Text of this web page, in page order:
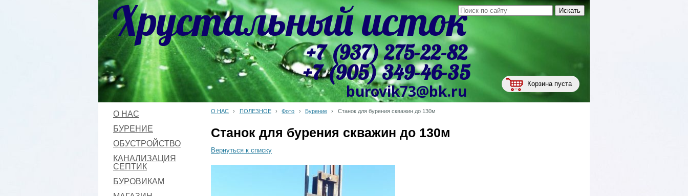
Корзина пуста
Хрустальный исток
+7 (937) 275-22-82
burovik73@bk.ru
+7 (905) 349-46-35
О НАС
БУРЕНИЕ
ОБУСТРОЙСТВО
КАНАЛИЗАЦИЯ
СЕПТИК
БУРОВИКАМ
О НАС › ПОЛЕЗНОЕ › Фото › Бурение › Станок для бурения скважин до 130м
Станок для бурения скважин до 130м
Вернуться к списку